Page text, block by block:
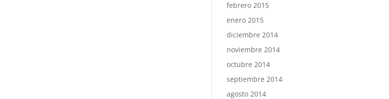
febrero 2015
enero 2015
diciembre 2014
noviembre 2014
octubre 2014
septiembre 2014
agosto 2014